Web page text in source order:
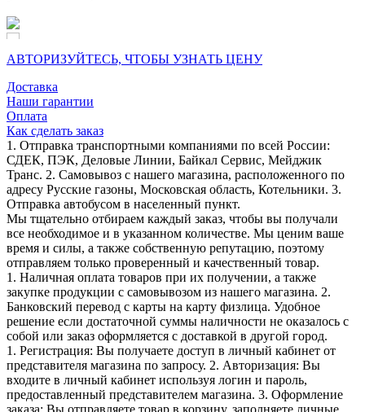
АВТОРИЗУЙТЕСЬ, ЧТОБЫ УЗНАТЬ ЦЕНУ
Доставка
Наши гарантии
Оплата
Как сделать заказ
1. Отправка транспортными компаниями по всей России:
СДЕК, ПЭК, Деловые Линии, Байкал Сервис, Мейджик
Транс. 2. Самовывоз с нашего магазина, расположенного по
адресу Русские газоны, Московская область, Котельники. 3.
Отправка автобусом в населенный пункт.
Мы тщательно отбираем каждый заказ, чтобы вы получали
все необходимое и в указанном количестве. Мы ценим ваше
время и силы, а также собственную репутацию, поэтому
отправляем только проверенный и качественный товар.
1. Наличная оплата товаров при их получении, а также
закупке продукции с самовывозом из нашего магазина. 2.
Банковский перевод с карты на карту физлица. Удобное
решение если достаточной суммы наличности не оказалось с
собой или заказ оформляется с доставкой в другой город.
1. Регистрация: Вы получаете доступ в личный кабинет от
представителя магазина по запросу. 2. Авторизация: Вы
входите в личный кабинет используя логин и пароль,
предоставленный представителем магазина. 3. Оформление
заказа: Вы отправляете товар в корзину, заполняете личные